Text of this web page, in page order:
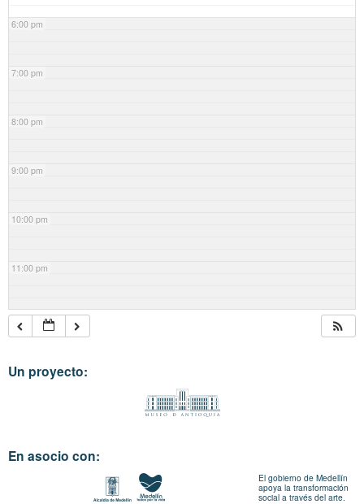
6:00 pm
7:00 pm
8:00 pm
9:00 pm
10:00 pm
11:00 pm
Un proyecto:
En asocio con:
El gobierno de Medellín
apoya la transformación
social a través del arte.